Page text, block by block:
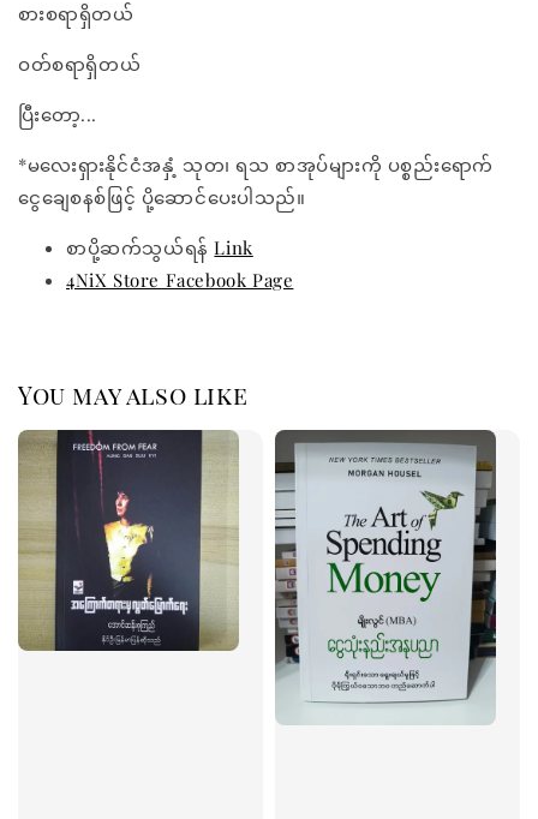
စားစရာရှိတယ်
ဝတ်စရာရှိတယ်
ပြီးတော့...
*မလေးရှားနိုင်ငံအနှံ့ သုတ၊ ရသ စာအုပ်များကို ပစ္စည်းရောက်
ငွေချေစနစ်ဖြင့် ပို့ဆောင်ပေးပါသည်။
စာပို့ဆက်သွယ်ရန်Link
4NiX Store Facebook Page
You may also like